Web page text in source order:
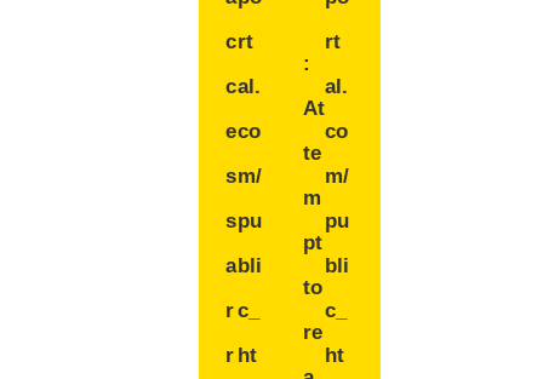
c
c
e
s
s
a
r
r
rt
al.
co
m/
pu
bli
c_
ht
:
At
te
m
pt
to
re
rt
al.
co
m/
pu
bli
c_
ht